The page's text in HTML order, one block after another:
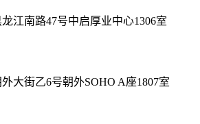
江南路47号中启厚业中心1306室
大街乙6号朝外SOHO A座1807室